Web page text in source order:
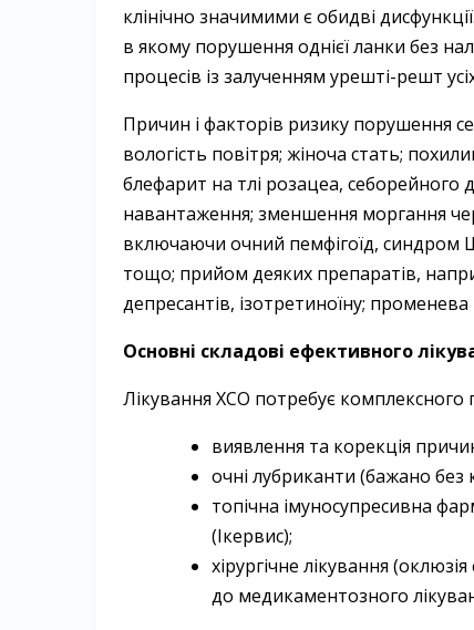
клінічно значимими є обидві
в якому порушення однієї ланки без
процесів із залученням урешті-решт
Причин і факторів ризику порушення
вологість повітря; жіноча стать;
блефарит на тлі розацеа,
навантаження; зменшення моргання
включаючи очний пемфігоїд, синдром
тощо; прийом деяких препаратів,
депресантів, ізотретиноїну; променева
Основні складові ефективного
Лікування ХСО потребує
виявлення та корекція
очні лубриканти (бажано без
топічна імуносупресивна
(­Ікервис);
хірургічне лікування
до медикаментозного